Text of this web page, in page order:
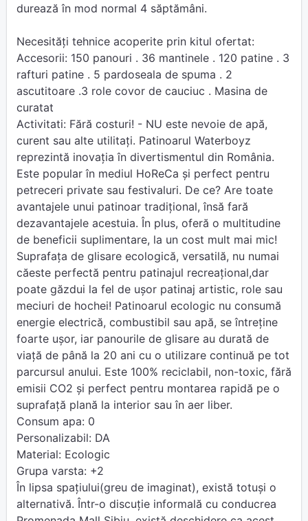
durează în mod normal 4 săptămâni.
Necesități tehnice acoperite prin kitul ofertat:
Accesorii: 150 panouri . 36 mantinele . 120 patine . 3
rafturi patine . 5 pardoseala de spuma . 2
ascutitoare .3 role covor de cauciuc . Masina de
curatat
Activitati: Fără costuri! - NU este nevoie de apă,
curent sau alte utilitați. Patinoarul Waterboyz
reprezintă inovația în divertismentul din România.
Este popular în mediul HoReCa și perfect pentru
petreceri private sau festivaluri. De ce? Are toate
avantajele unui patinoar tradițional, însă fară
dezavantajele acestuia. În plus, oferă o multitudine
de beneficii suplimentare, la un cost mult mai mic!
Suprafața de glisare ecologică, versatilă, nu numai
căeste perfectă pentru patinajul recreațional,dar
poate găzdui la fel de ușor patinaj artistic, role sau
meciuri de hochei! Patinoarul ecologic nu consumă
energie electrică, combustibil sau apă, se întreține
foarte ușor, iar panourile de glisare au durată de
viață de până la 20 ani cu o utilizare continuă pe tot
parcursul anului. Este 100% reciclabil, non-toxic, fără
emisii CO2 și perfect pentru montarea rapidă pe o
suprafață plană la interior sau în aer liber.
Consum apa: 0
Personalizabil: DA
Material: Ecologic
Grupa varsta: +2
În lipsa spațiului(greu de imaginat), există totuși o
alternativă. Într-o discuție informală cu conducrea